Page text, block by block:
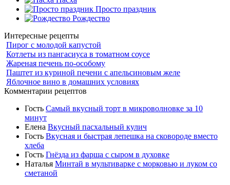
Просто праздник
Рождество
Интересные рецепты
Пирог с молодой капустой
Котлеты из пангасиуса в томатном соусе
Жареная печень по-особому
Паштет из куриной печени с апельсиновым желе
Яблочное вино в домашних условиях
Комментарии рецептов
Гость Самый вкусный торт в микроволновке за 10
минут
Елена Вкусный пасхальный кулич
Гость Вкусная и быстрая лепешка на сковороде вместо
хлеба
Гость Гнёзда из фарша с сыром в духовке
Наталья Минтай в мультиварке с морковью и луком со
сметаной